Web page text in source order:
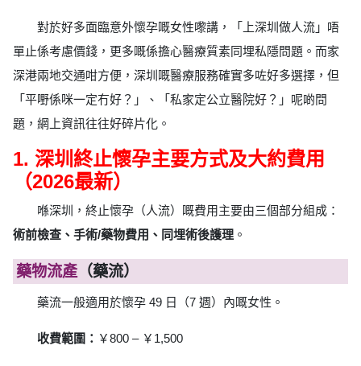
對於好多面臨意外懷孕嘅女性嚟講，「上深圳做人流」唔
單止係考慮價錢，更多嘅係擔心醫療質素同埋私隱問題。而家
深港兩地交通咁方便，深圳嘅醫療服務確實多咗好多選擇，但
「平嘢係咪一定冇好？」、「私家定公立醫院好？」呢啲問
題，網上資訊往往好碎片化。
1. 深圳終止懷孕主要方式及大約費用
（2026最新）
喺深圳，終止懷孕（人流）嘅費用主要由三個部分組成：
術前檢查、手術/藥物費用、同埋術後護理 。
藥物流產（藥流）
藥流一般適用於懷孕 49 日（7 週）內嘅女性。
收費範圍： ￥800 – ￥1,500